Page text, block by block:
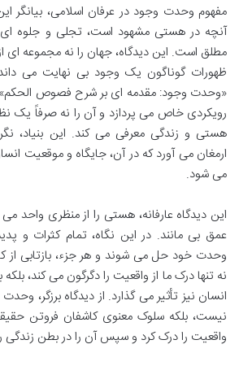
مفهوم وحدت وجود در عرفان اسلامی، بیانگر
آنچه در هستی مشهود است، تجلی و جلوه
مطلق است. این دیدگاه، جهان را نه مجموعه ای
ظهورات گوناگون یک وجود بی نهایت می
«وحدت وجود: مقدمه ای بر شرح فصوص الحکم»
رویکردی خاص می پردازد و آن را نه صرفاً یک
هستی و زندگی معرفی می کند. این بنیاد،
ارمغان می آورد که در آن، جایگاه و موقعیت
می شود.
این دیدگاه عارفانه، هستی را از منظری واحد می
عمق بی مانند. در این نگاه، تمام کثرات و
وحدت خود حل می شوند و هر جزء، بازتابی از
نه تنها درک ما از واقعیت را دگرگون می کند،
انسان نیز تأثیر می گذارد. از دیدگاه برزگر،
نیست، بلکه سلوک معنوی کاشفان فروتن
واقعیت را درک کرد و سپس آن را در بطن